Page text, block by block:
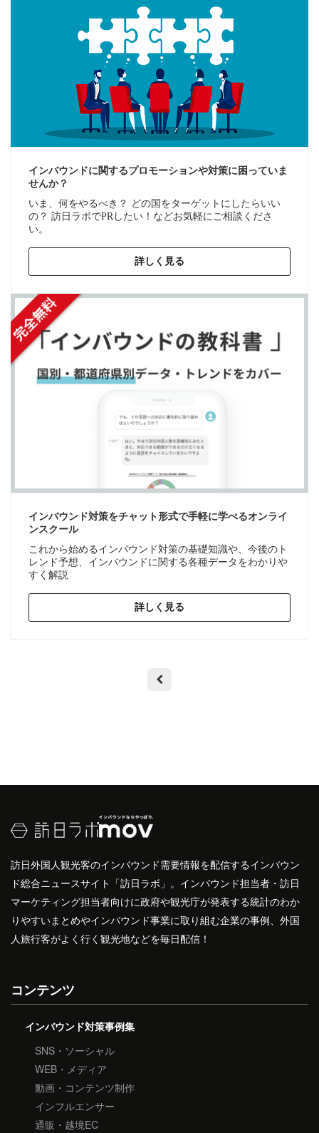
インバウンドに関するプロモーションや対策に困っていま
せんか？
いま、何をやるべき？ どの国をターゲットにしたらいい
の？ 訪日ラボでPRしたい！などお気軽にご相談くださ
い。
詳しく見る
インバウンド対策をチャット形式で手軽に学べるオンライ
ンスクール
これから始めるインバウンド対策の基礎知識や、今後のト
レンド予想、インバウンドに関する各種データをわかりや
すく解説
詳しく見る
訪日外国人観光客のインバウンド需要情報を配信するインバウン
ド総合ニュースサイト「訪日ラボ」。インバウンド担当者・訪日
マーケティング担当者向けに政府や観光庁が発表する統計のわか
りやすいまとめやインバウンド事業に取り組む企業の事例、外国
人旅行客がよく行く観光地などを毎日配信！
コンテンツ
インバウンド対策事例集
SNS・ソーシャル
WEB・メディア
動画・コンテンツ制作
インフルエンサー
通販・越境EC